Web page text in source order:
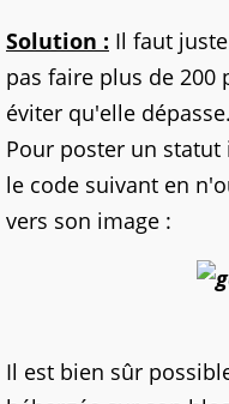
Solution : Il faut
pas faire plus de 200
éviter qu'elle dépasse.
Pour poster un
le code suivant en
vers son image :
Il est bien sûr